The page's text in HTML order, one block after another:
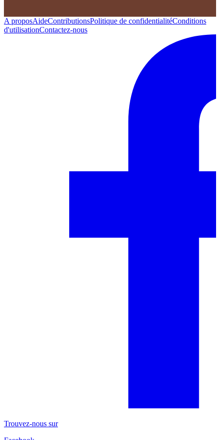
A proposAideContributionsPolitique de confidentialitéConditions
d'utilisationContactez-nous
Trouvez-nous sur